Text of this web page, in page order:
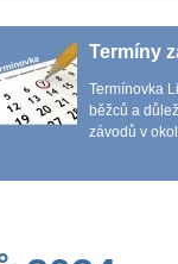
Termíny
Termínovka
běžců a
závodů v